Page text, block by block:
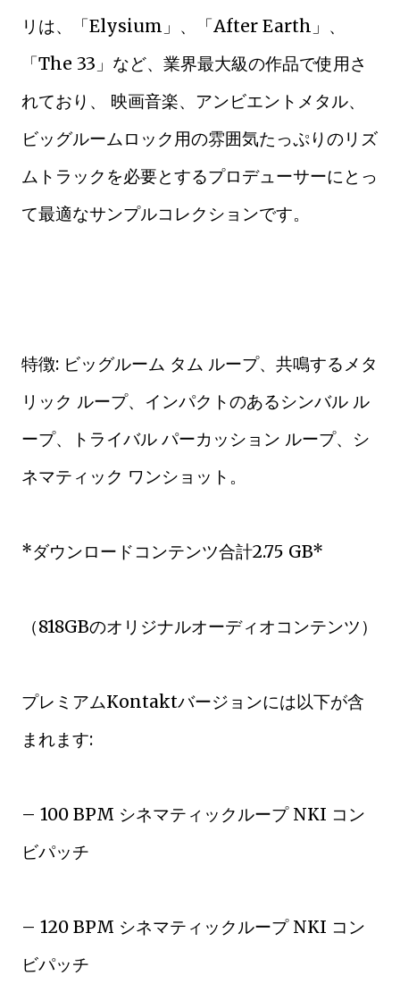
リは、「Elysium」、「After Earth」、
「The 33」など、業界最大級の作品で使用さ
れており、 映画音楽、アンビエントメタル、
ビッグルームロック用の雰囲気たっぷりのリズ
ムトラックを必要とするプロデューサーにとっ
て最適なサンプルコレクションです。
特徴: ビッグルーム タム ループ、共鳴するメタ
リック ループ、インパクトのあるシンバル ル
ープ、トライバル パーカッション ループ、シ
ネマティック ワンショット。
*ダウンロードコンテンツ合計2.75 GB*
（818GBのオリジナルオーディオコンテンツ）
プレミアムKontaktバージョンには以下が含
まれます:
– 100 BPM シネマティックループ NKI コン
ビパッチ
– 120 BPM シネマティックループ NKI コン
ビパッチ